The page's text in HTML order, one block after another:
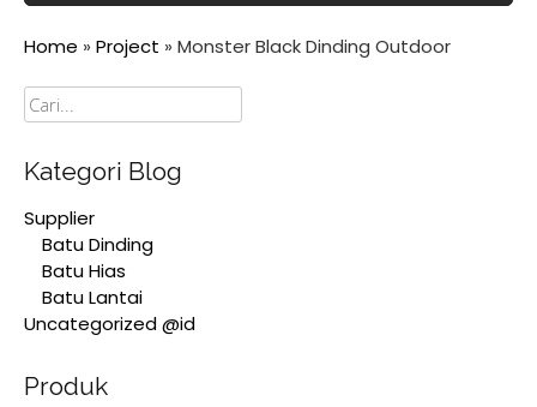
Home » Project » Monster Black Dinding Outdoor
Cari
Kategori Blog
Supplier
Batu Dinding
Batu Hias
Batu Lantai
Uncategorized @id
Produk